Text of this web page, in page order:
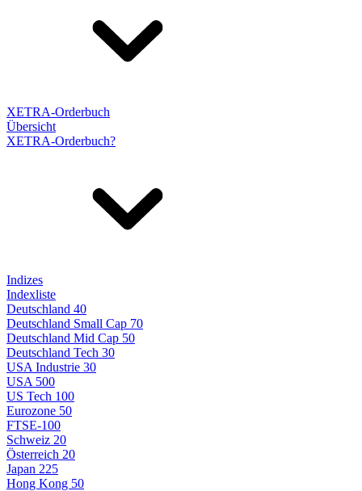
XETRA-Orderbuch
Übersicht
XETRA-Orderbuch?
Indizes
Indexliste
Deutschland 40
Deutschland Small Cap 70
Deutschland Mid Cap 50
Deutschland Tech 30
USA Industrie 30
USA 500
US Tech 100
Eurozone 50
FTSE-100
Schweiz 20
Österreich 20
Japan 225
Hong Kong 50